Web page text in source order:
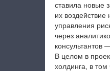
ставила новые
их
управления
через
консультантов
В целом в
холдинга, в том